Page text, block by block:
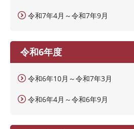
令和7年4月～令和7年9月
令和6年度
令和6年10月～令和7年3月
令和6年4月～令和6年9月